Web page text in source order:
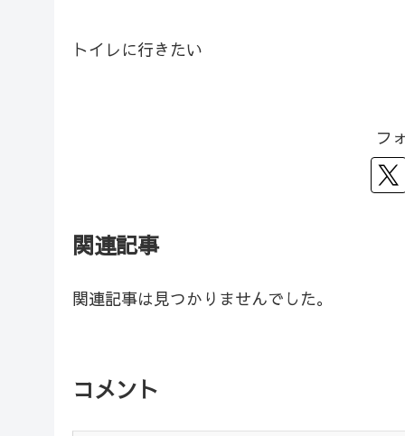
トイレに行きたい
フ
関連記事
関連記事は見つかりませんでした。
コメント